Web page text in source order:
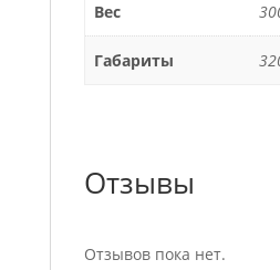
Вес
Габариты
Отзывы
Отзывов пока нет.